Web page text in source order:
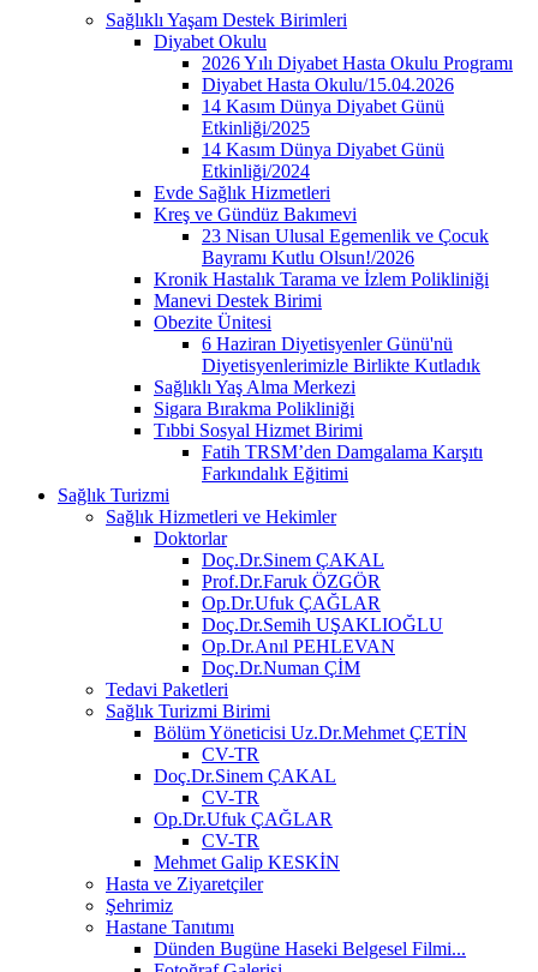
Sağlıklı Yaşam Destek Birimleri
Diyabet Okulu
2026 Yılı Diyabet Hasta Okulu Programı
Diyabet Hasta Okulu/15.04.2026
14 Kasım Dünya Diyabet Günü
Etkinliği/2025
14 Kasım Dünya Diyabet Günü
Etkinliği/2024
Evde Sağlık Hizmetleri
Kreş ve Gündüz Bakımevi
23 Nisan Ulusal Egemenlik ve Çocuk
Bayramı Kutlu Olsun!/2026
Kronik Hastalık Tarama ve İzlem Polikliniği
Manevi Destek Birimi
Obezite Ünitesi
6 Haziran Diyetisyenler Günü'nü
Diyetisyenlerimizle Birlikte Kutladık
Sağlıklı Yaş Alma Merkezi
Sigara Bırakma Polikliniği
Tıbbi Sosyal Hizmet Birimi
Fatih TRSM’den Damgalama Karşıtı
Farkındalık Eğitimi
Sağlık Turizmi
Sağlık Hizmetleri ve Hekimler
Doktorlar
Doç.Dr.Sinem ÇAKAL
Prof.Dr.Faruk ÖZGÖR
Op.Dr.Ufuk ÇAĞLAR
Doç.Dr.Semih UŞAKLIOĞLU
Op.Dr.Anıl PEHLEVAN
Doç.Dr.Numan ÇİM
Tedavi Paketleri
Sağlık Turizmi Birimi
Bölüm Yöneticisi Uz.Dr.Mehmet ÇETİN
CV-TR
Doç.Dr.Sinem ÇAKAL
CV-TR
Op.Dr.Ufuk ÇAĞLAR
CV-TR
Mehmet Galip KESKİN
Hasta ve Ziyaretçiler
Şehrimiz
Hastane Tanıtımı
Dünden Bugüne Haseki Belgesel Filmi...